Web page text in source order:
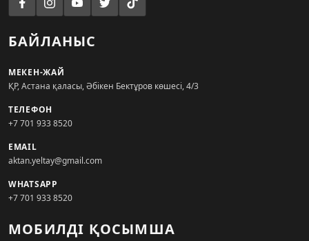
БАЙЛАНЫС
МЕКЕН-ЖАЙ
ҚР, Астана қаласы, Әбікен Бектұров көшесі, 4/3
ТЕЛЕФОН
+7 701 933 8520
EMAIL
aktan.yeltay@gmail.com
WHATSAPP
+7 701 933 8520
МОБИЛДІ ҚОСЫМША